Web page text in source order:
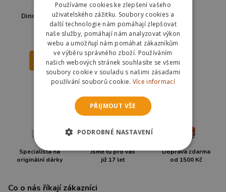
Dino Amsterdam puzzle
3000 dílků
339 Kč 377 Kč
DO KOŠÍKU
Skladem
Specialista na
originální dárky
Jsme tu pro vás
již 17 let
Doprava zdarma
od 1500 Kč
Co o nás říkají zákazníci
Používáme cookies ke zlepšení vašeho
uživatelského zážitku. Soubory cookies a
další technologie nám pomáhají zlepšovat
naše služby, pomáhají nám analyzovat výkon
webu a umožňují nám pomáhat zákazníkům
ve výběru správného zboží. Používáním
našich webových stránek souhlasíte se všemi
soubory cookie v souladu s našimi zásadami
používání souborů cookie. Více informací
PŘIJMOUT VŠE
PODROBNÉ NASTAVENÍ